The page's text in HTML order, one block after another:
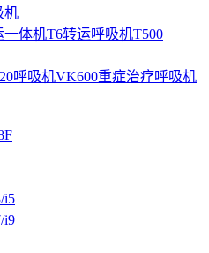
机
一体机T6转运呼吸机T500
呼吸机VK600重症治疗呼吸机
i5
i9